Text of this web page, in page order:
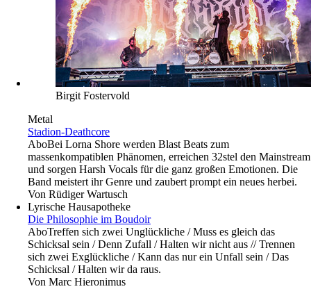
Birgit Fostervold
Metal
Stadion-Deathcore
AboBei Lorna Shore werden Blast Beats zum
massenkompatiblen Phänomen, erreichen 32stel den Mainstream
und sorgen Harsh Vocals für die ganz großen Emotionen. Die
Band meistert ihr Genre und zaubert prompt ein neues herbei.
Von Rüdiger Wartusch
Lyrische Hausapotheke
Die Philosophie im Boudoir
AboTreffen sich zwei Unglückliche / Muss es gleich das
Schicksal sein / Denn Zufall / Halten wir nicht aus // Trennen
sich zwei Exglückliche / Kann das nur ein Unfall sein / Das
Schicksal / Halten wir da raus.
Von Marc Hieronimus